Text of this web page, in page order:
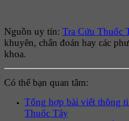
Nguồn uy tín: Tra Cứu Thuốc
khuyên, chẩn đoán hay các
khoa.
Có thể bạn quan tâm:
Tổng hợp bài viết thông
Thuốc Tây